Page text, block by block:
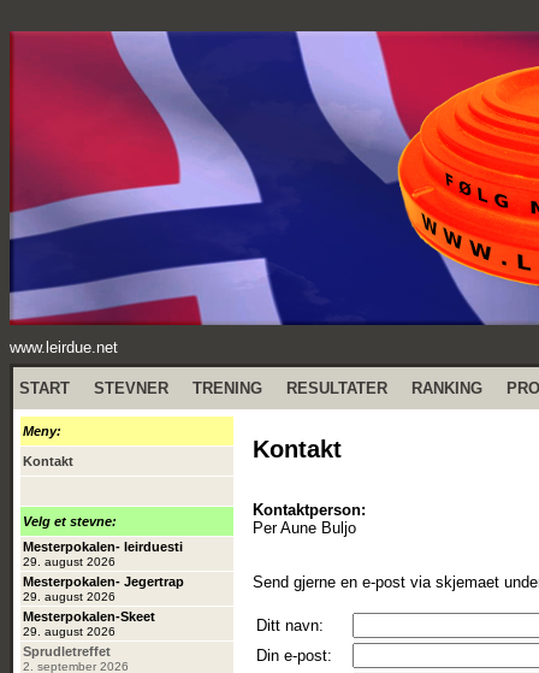
www.leirdue.net
START STEVNER TRENING RESULTATER RANKING
Meny:
Kontakt
Velg et stevne:
Mesterpokalen- leirduesti
29. august 2026
Mesterpokalen- Jegertrap
29. august 2026
Mesterpokalen-Skeet
29. august 2026
Sprudletreffet
2. september 2026
Kontakt
Kontaktperson:
Per Aune Buljo
Send gjerne en e-post via skjemaet
Ditt navn:
Din e-post: